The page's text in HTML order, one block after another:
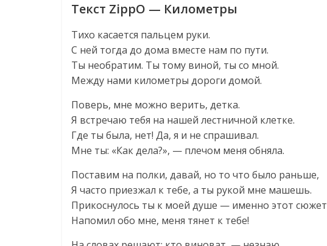
Текст ZippO — Километры
Тихо касается пальцем руки.
С ней тогда до дома вместе нам по пути.
Ты необратим. Ты тому виной, ты со мной.
Между нами километры дороги домой.
Поверь, мне можно верить, детка.
Я встречаю тебя на нашей лестничной клетке.
Где ты была, нет! Да, я и не спрашивал.
Мне ты: «Как дела?», — плечом меня обняла.
Поставим на полки, давай, но то что было раньше,
Я часто приезжал к тебе, а ты рукой мне машешь.
Прикоснулось ты к моей душе — именно этот сюжет
Напомил обо мне, меня тянет к тебе!